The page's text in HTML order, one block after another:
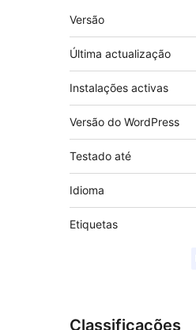
Metadados
Versão
Última actualização
Instalações activas
Versão do WordPress
Testado até
Idioma
Etiquetas
Classificações